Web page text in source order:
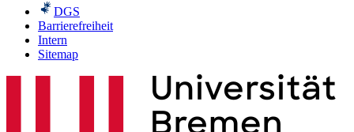
DGS
Barrierefreiheit
Intern
Sitemap